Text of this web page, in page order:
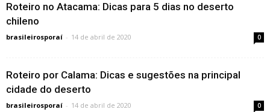
Roteiro no Atacama: Dicas para 5 dias no deserto
chileno
brasileirosporaí - 14 de abril de 2020 0
Roteiro por Calama: Dicas e sugestões na principal
cidade do deserto
brasileirosporaí - 14 de abril de 2020 0